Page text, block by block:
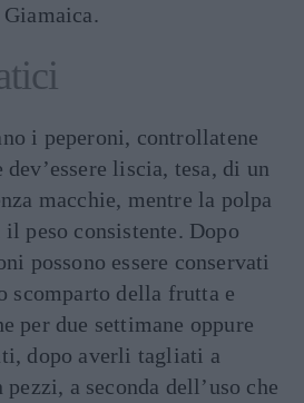
i peperoni, controllatene
liscia, tesa, di un
macchie, mentre la polpa
il peso consistente. Dopo
possono essere conservati
della frutta e
per due settimane oppure
dopo averli tagliati a
a seconda dell’uso che